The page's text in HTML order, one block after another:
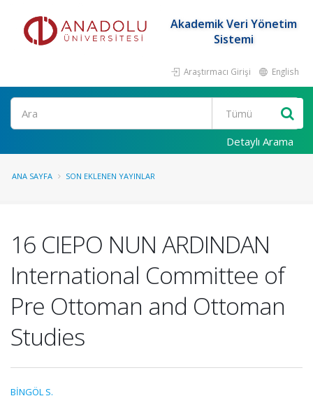
Akademik Veri Yönetim
Sistemi
Araştırmacı Girişi English
Ara
Detaylı Arama
ANA SAYFA SON EKLENEN YAYINLAR
16 CIEPO NUN ARDINDAN
International Committee of
Pre Ottoman and Ottoman
Studies
BİNGÖL S.